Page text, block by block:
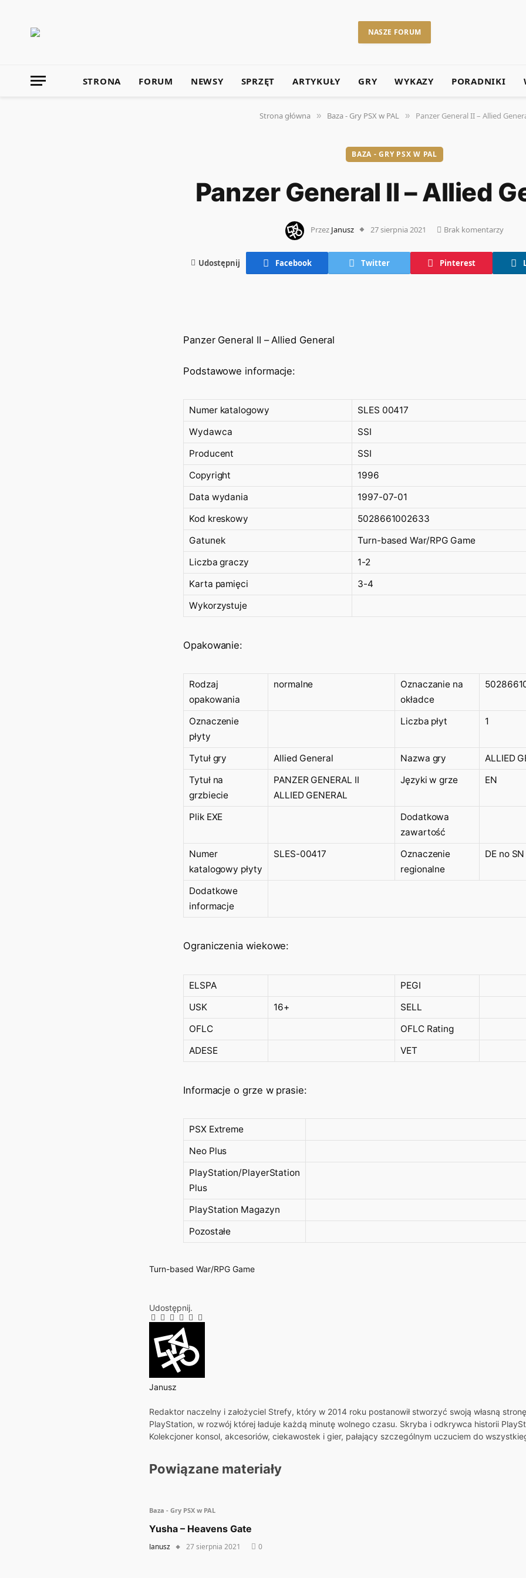
NASZE FORUM
STRONA FORUM NEWSY SPRZĘT ARTYKUŁY GRY WYKAZY PORADNIKI
Strona główna » Baza - Gry PSX w PAL » Panzer General II – Allied
BAZA - GRY PSX W PAL
Panzer General II – Allied
Przez Janusz 27 sierpnia 2021 Brak komentarzy
Udostępnij Facebook Twitter Pinterest
Panzer General II – Allied General
Podstawowe informacje:
Numer katalogowy
SLES 00417
Wydawca
SSI
Producent
SSI
Copyright
1996
Data wydania
1997-07-01
Kod kreskowy
5028661002633
Gatunek
Turn-based War/RPG Game
Liczba graczy
1-2
Karta pamięci
3-4
Wykorzystuje
Opakowanie:
Rodzaj
opakowania
normalne
Oznaczanie na
okładce
Oznaczenie
płyty
Liczba płyt 1
Tytuł gry Allied General Nazwa gry
ALLIED
Tytuł na
grzbiecie
PANZER GENERAL II
ALLIED GENERAL
Języki w grze EN
Plik EXE
Dodatkowa
zawartość
Numer
katalogowy płyty
SLES-00417
Oznaczenie
regionalne
DE no SN
Dodatkowe
informacje
Ograniczenia wiekowe:
ELSPA
PEGI
USK
16+
SELL
OFLC
OFLC Rating
ADESE
VET
Informacje o grze w prasie:
PSX Extreme
Neo Plus
PlayStation/PlayerStation
Plus
PlayStation Magazyn
Pozostałe
Turn-based War/RPG Game
Udostępnij.
Facebook
Twitter
Pinterest
LinkedIn
Tumblr
E-
Janusz
internetowa
Redaktor naczelny i założyciel Strefy, który w 2014 roku postanowił stworzyć swoją własną
PlayStation, w rozwój której ładuje każdą minutę wolnego czasu. Skryba i odkrywca historii
Kolekcjoner konsol, akcesoriów, ciekawostek i gier, pałający szczególnym uczuciem do
Powiązane materiały
Baza - Gry PSX w PAL
Yusha – Heavens Gate
Janusz 27 sierpnia 2021 0